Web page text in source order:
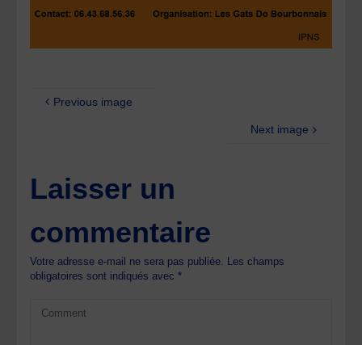
Previous image
Next image
Laisser un
commentaire
Votre adresse e-mail ne sera pas publiée. Les champs
obligatoires sont indiqués avec*